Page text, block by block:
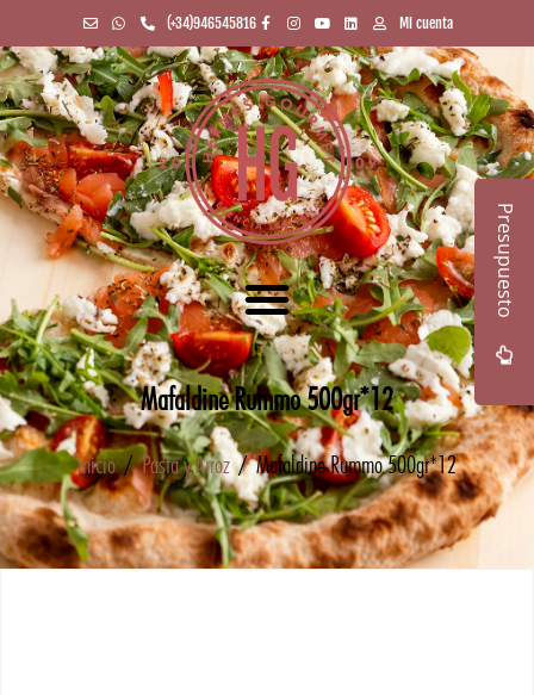
(+34)946545816 Mi cuenta
Mafaldine Rummo 500gr*12
Inicio/Pasta y Arroz/ Mafaldine Rummo 500gr*12
Presupuesto